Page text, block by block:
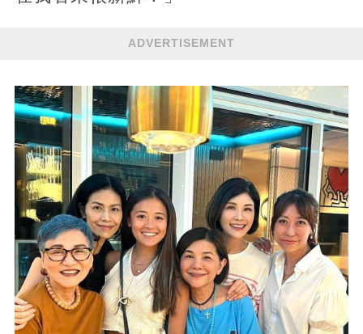
ADVERTISEMENT